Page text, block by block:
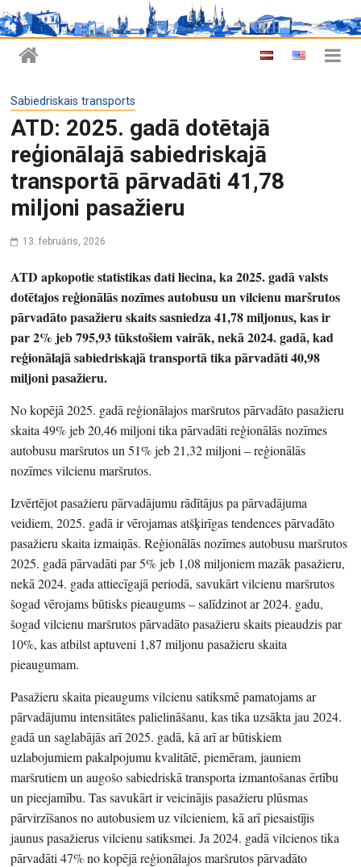
Sabiedriskais transports
ATD: 2025. gadā dotētajā
reģionālajā sabiedriskajā
transportā pārvadāti 41,78
miljoni pasažieru
13. februāris, 2026
ATD apkopotie statistikas dati liecina, ka 2025. gadā valsts
dotētajos reģionālās nozīmes autobusu un vilcienu maršrutos
pārvadāto pasažieru skaits sasniedza 41,78 miljonus, kas ir
par 2% jeb 795,93 tūkstošiem vairāk, nekā 2024. gadā, kad
reģionālajā sabiedriskajā transportā tika pārvadāti 40,98
miljoni pasažieru.
No kopējā 2025. gadā reģionālajos maršrutos pārvadāto pasažieru
skaita 49% jeb 20,46 miljoni tika pārvadāti reģionālās nozīmes
autobusu maršrutos un 51% jeb 21,32 miljoni – reģionālās
nozīmes vilcienu maršrutos.
Izvērtējot pasažieru pārvadājumu rādītājus pa pārvadājuma
veidiem, 2025. gadā ir vērojamas atšķirīgas tendences pārvadāto
pasažieru skaita izmaiņās. Reģionālās nozīmes autobusu maršrutos
2025. gadā pārvadāti par 5% jeb 1,08 miljoniem mazāk pasažieru,
nekā 2024. gada attiecīgajā periodā, savukārt vilcienu maršrutos
šogad vērojams būtisks pieaugums – salīdzinot ar 2024. gadu,
šogad vilcienu maršrutos pārvadāto pasažieru skaits pieaudzis par
10%, kas atbilst aptuveni 1,87 miljonu pasažieru skaita
pieaugumam.
Pasažieru skaita pieaugums vilcienu satiksmē pamatojams ar
pārvadājumu intensitātes palielināšanu, kas tika uzsākta jau 2024.
gadā un saglabājās arī 2025. gadā, kā arī ar būtiskiem
uzlabojumiem pakalpojumu kvalitātē, piemēram, jauniem
maršrutiem un augošo sabiedriskā transporta izmantošanas ērtību
un pieejamību. Tas savukārt ir veicinājis pasažieru plūsmas
pārvirzīšanos no autobusiem uz vilcieniem, kā arī piesaistījis
jaunus pasažierus vilcienu satiksmei. Ja 2024. gadā vilcienos tika
pārvadāti 47% no kopējā reģionālajos maršrutos pārvadāto